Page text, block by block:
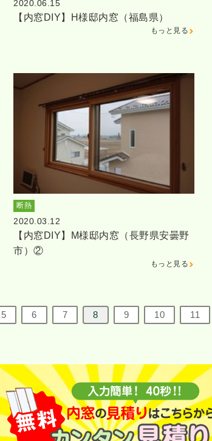
2020.06.15
【内窓DIY】H様邸内窓（福島県）
もっと見る
断熱
2020.03.12
【内窓DIY】M様邸内窓（長野県安曇野
市）②
もっと見る
5 6 7 8 9 10 11